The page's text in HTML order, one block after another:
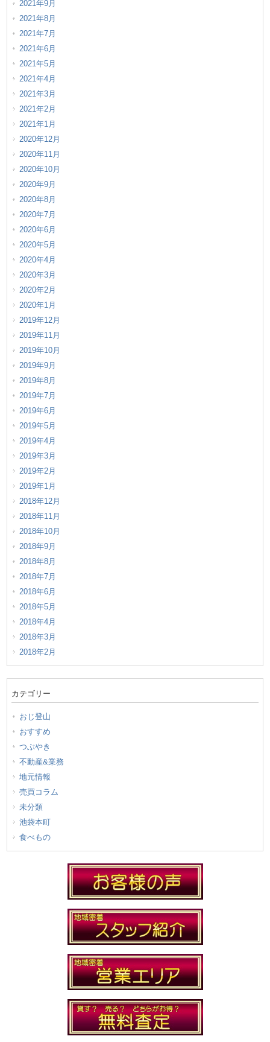
2021年9月
2021年8月
2021年7月
2021年6月
2021年5月
2021年4月
2021年3月
2021年2月
2021年1月
2020年12月
2020年11月
2020年10月
2020年9月
2020年8月
2020年7月
2020年6月
2020年5月
2020年4月
2020年3月
2020年2月
2020年1月
2019年12月
2019年11月
2019年10月
2019年9月
2019年8月
2019年7月
2019年6月
2019年5月
2019年4月
2019年3月
2019年2月
2019年1月
2018年12月
2018年11月
2018年10月
2018年9月
2018年8月
2018年7月
2018年6月
2018年5月
2018年4月
2018年3月
2018年2月
カテゴリー
おじ登山
おすすめ
つぶやき
不動産&業務
地元情報
売買コラム
未分類
池袋本町
食べもの